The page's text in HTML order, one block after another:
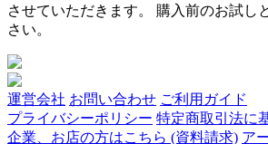
させていただきます。 購入前のお試し
さい。
運営会社 お問い合わせ ご利用ガイド
プライバシーポリシー 特定商取引法に
企業、お店の方はこちら (資料請求) ア